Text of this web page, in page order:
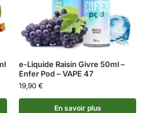
e-Liquide Raisin Givre 50ml –
Enfer Pod – VAPE 47
19,90 €
En savoir plus